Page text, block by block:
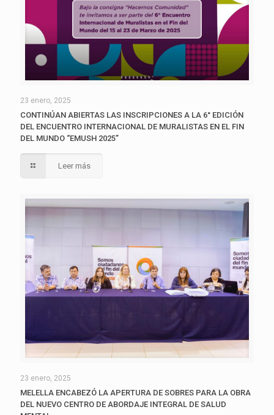
23 enero, 2025
CONTINÚAN ABIERTAS LAS INSCRIPCIONES A LA 6° EDICIÓN
DEL ENCUENTRO INTERNACIONAL DE MURALISTAS EN EL FIN
DEL MUNDO “EMUSH 2025”
Leer más
23 enero, 2025
MELELLA ENCABEZÓ LA APERTURA DE SOBRES PARA LA OBRA
DEL NUEVO CENTRO DE ABORDAJE INTEGRAL DE SALUD